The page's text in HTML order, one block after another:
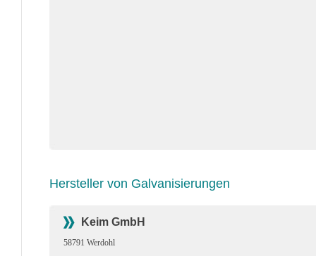
Hersteller von Galvanisierungen
Keim GmbH
58791 Werdohl